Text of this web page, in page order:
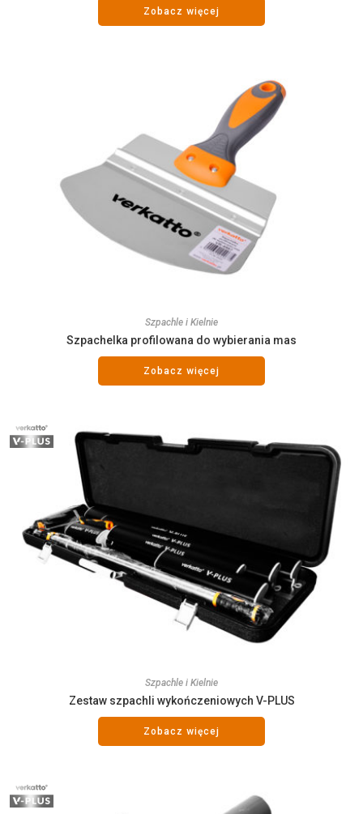
Zobacz więcej
Szpachle i Kielnie
Szpachelka profilowana do wybierania mas
Zobacz więcej
Szpachle i Kielnie
Zestaw szpachli wykończeniowych V-PLUS
Zobacz więcej